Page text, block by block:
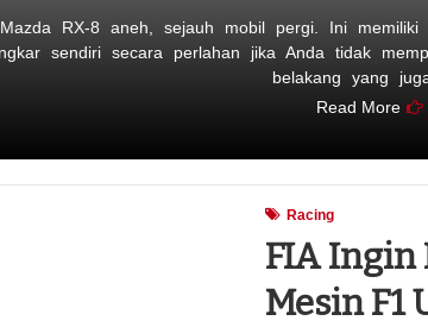
RX-8 aneh, sejauh mobil pergi. Ini
sendiri secara perlahan jika Anda tidak
belakang yang
Read More
Racing
FIA Ingin
Mesin F1